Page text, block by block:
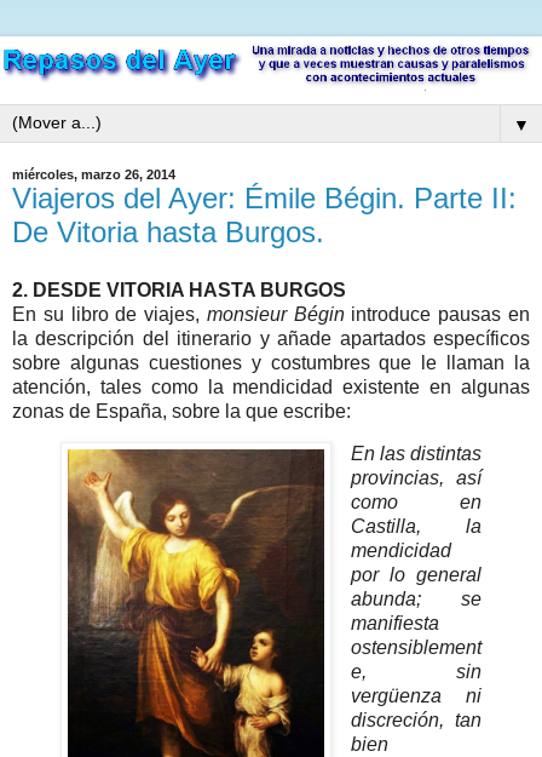
▼
miércoles, marzo 26, 2014
Viajeros del Ayer: Émile Bégin. Parte II:
De Vitoria hasta Burgos.
2. DESDE VITORIA HASTA BURGOS
En su libro de viajes, monsieur Béginintroduce pausas en
la descripción del itinerario y añade apartados específicos
sobre algunas cuestiones y costumbres que le llaman la
atención, tales como la mendicidad existente en algunas
zonas de España, sobre la que escribe:
En las distintas
provincias, así
como en
Castilla, la
mendicidad
por lo general
abunda; se
manifiesta
ostensiblement
e, sin
vergüenza ni
discreción, tan
bien